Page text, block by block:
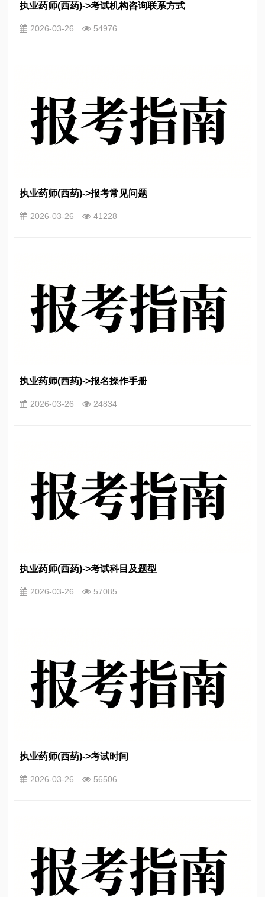
执业药师(西药)->考试机构咨询联系方式
2026-03-26 54976
执业药师(西药)->报考常见问题
2026-03-26 41228
执业药师(西药)->报名操作手册
2026-03-26 24834
执业药师(西药)->考试科目及题型
2026-03-26 57085
执业药师(西药)->考试时间
2026-03-26 56506